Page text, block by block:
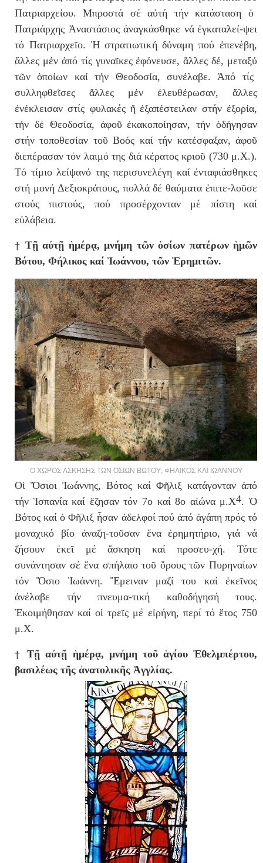
Πατριαρχείου. Μπροστά σέ αὐτή τήν κατάσταση ὁ
Πατριάρχης Ἀναστάσιος άναγκάσθηκε νά ἐγκαταλεί-ψει
τό Πατριαρχεῖο. Ἡ στρατιωτική δύναμη πού ἐπενέβη,
ἄλλες μέν ἀπό τίς γυναῖκεςἐφόνευσε,ἄλλες δέ, μεταξύ
τῶνὁποίων καί τήν Θεοδοσία, συνέλαβε. Ἀπό τίς
συλληφθεῖσες ἄλλες μέν ἐλευθέρωσαν, ἄλλες
ἐνέκλεισαν στίς φυλακές ἤ ἐξαπέστειλαν στήνἐξορία,
τήν δέ Θεοδοσία, ἀφοῦ ἐκακοποίησαν, τήν ὁδήγησαν
στήν τοποθεσίαν τοῦΒοός καί τήν κατέσφαξαν, ἀφοῦ
διεπέρασαν τόν λαιμότης διάκέρατος κριοῦ (730 μ.Χ.).
Τό τίμιο λείψανό της περισυνελέγη καί ἐνταφιάσθηκες
στή μονή Δεξιοκράτους, πολλάδέ θαύματαἐπιτε-λοῦσε
στούς πιστούς, πού προσέρχονταν μέ πίστη καί
εὐλάβεια.
† Τῇ αὐτῇ ἡμέρᾳ, μνήμη τῶν ὁσίων πατέρων ἡμῶν
Βότου, Φήλικος καί Ἰωάννου, τῶν Ἐρημιτῶν.
O ΧΩΡΟΣ ΑΣΚΗΣΗΣ ΤΩΝ ΟΣΙΩΝ ΒΩΤΟΥ, ΦΗΛΙΚΟΣ ΚΑΙ ΙΩΑΝΝΟΥ
Οἱ Ὅσιοι Ἰωάννης, Βότος καί Φῆλιξ κατάγονταν ἀπό
τήν Ἱσπανία καί ἔζησαν τόν 7ο καί 8ο αἰώνα μ.Χ4. Ὁ
Βότος καί ὁ Φῆλιξ ἦσαν ἀδελφοί πού ἀπό ἀγάπη πρός τό
μοναχικό βίο ἀναζη-τοῦσαν ἕνα ἐρημητήριο, γιά νά
ζήσουν ἐκεῖ μέ ἄσκηση καί προσευ-χή. Τότε
συνάντησαν σέ ἕνα σπήλαιο τοῦ ὄρους τῶν Πυρηναίων
τόν Ὅσιο Ἰωάννη. Ἔμειναν μαζί του καί ἐκεῖνος
ἀνέλαβε τήν πνευμα-τική καθοδήγησή τους.
Ἐκοιμήθησαν καί οἱ τρεῖς μέ εἰρήνη, περί τό ἔτος 750
μ.Χ.
†Τῇ αὐτῇ ἡμέρᾳ, μνήμη τοῦ ἁγίου Ἐθελμπέρτου,
βασιλέως τῆς ἀνατολικῆς Ἀγγλίας.